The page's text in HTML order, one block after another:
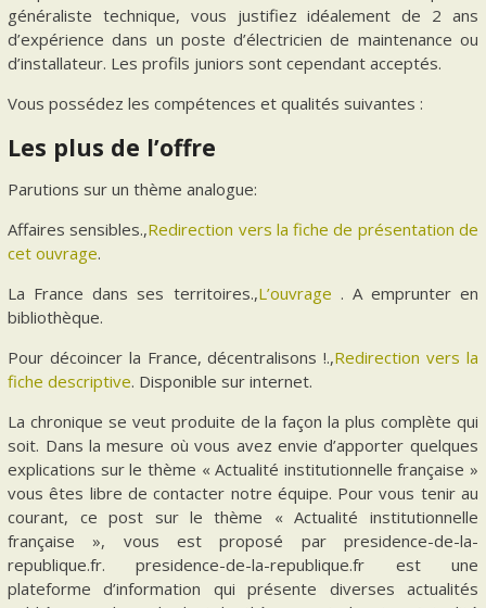
généraliste technique, vous justifiez idéalement de 2 ans
d’expérience dans un poste d’électricien de maintenance ou
d’installateur. Les profils juniors sont cependant acceptés.
Vous possédez les compétences et qualités suivantes :
Les plus de l’offre
Parutions sur un thème analogue:
Affaires sensibles.,Redirection vers la fiche de présentation de
cet ouvrage.
La France dans ses territoires.,L’ouvrage . A emprunter en
bibliothèque.
Pour décoincer la France, décentralisons !.,Redirection vers la
fiche descriptive. Disponible sur internet.
La chronique se veut produite de la façon la plus complète qui
soit. Dans la mesure où vous avez envie d’apporter quelques
explications sur le thème « Actualité institutionnelle française »
vous êtes libre de contacter notre équipe. Pour vous tenir au
courant, ce post sur le thème « Actualité institutionnelle
française », vous est proposé par presidence-de-la-
republique.fr. presidence-de-la-republique.fr est une
plateforme d’information qui présente diverses actualités